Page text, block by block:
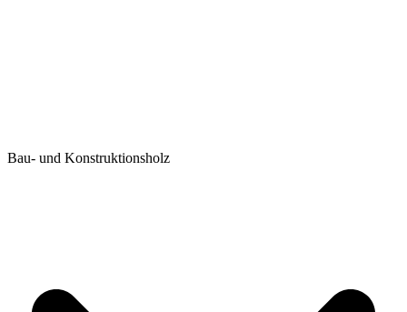
Bau- und Konstruktionsholz